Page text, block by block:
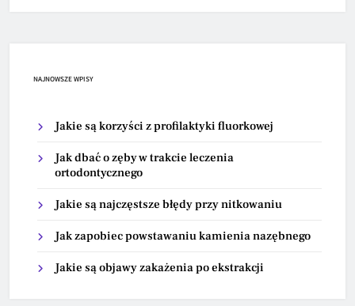
NAJNOWSZE WPISY
Jakie są korzyści z profilaktyki fluorkowej
Jak dbać o zęby w trakcie leczenia
ortodontycznego
Jakie są najczęstsze błędy przy nitkowaniu
Jak zapobiec powstawaniu kamienia nazębnego
Jakie są objawy zakażenia po ekstrakcji